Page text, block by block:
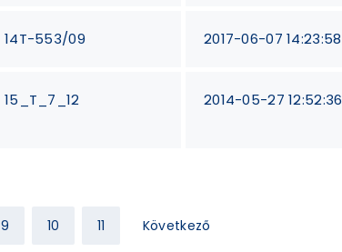
14T-553/09 2017-06-07 14:23:58
15_T_7_12 2014-05-27 12:52:36
9 10 11 Következő